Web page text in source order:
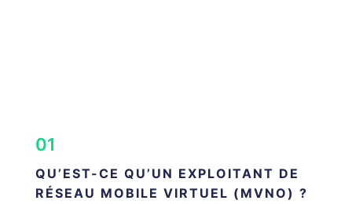
01
QU’EST-CE QU’UN EXPLOITANT DE
RÉSEAU MOBILE VIRTUEL (MVNO) ?